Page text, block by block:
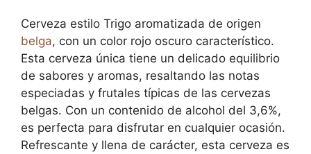
Cerveza estilo Trigo aromatizada de origen
belga, con un color rojo oscuro característico.
Esta cerveza única tiene un delicado equilibrio
de sabores y aromas, resaltando las notas
especiadas y frutales típicas de las cervezas
belgas. Con un contenido de alcohol del 3,6%,
es perfecta para disfrutar en cualquier ocasión.
Refrescante y llena de carácter, esta cerveza es